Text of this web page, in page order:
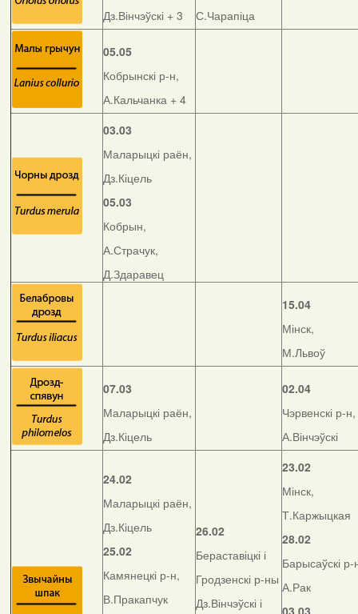
Дз.Вінчэўскі + 3
С.Чарапіца
05.05
Кобрынскі р-н,
А.Кальчанка + 4
03.03
Маларыцкі раён,
Дз.Кіцель
05.03
Кобрын,
А.Страчук,
Д.Здаравец
15.04
Мінск,
М.Львоў
07.03
Маларыцкі раён,
Дз.Кіцель
02.04
Чэрвенскі р-н,
А.Вінчэўскі
24.02
Маларыцкі раён,
Дз.Кіцель
25.02
Камянецкі р-н,
В.Пракапчук
26.02
Бераставіцкі і
Гродзенскі р-ны
Дз.Вінчэўскі і
23.02
Мінск,
Т.Каржыцкая
28.02
Барысаўскі р-
А.Рак
03.03